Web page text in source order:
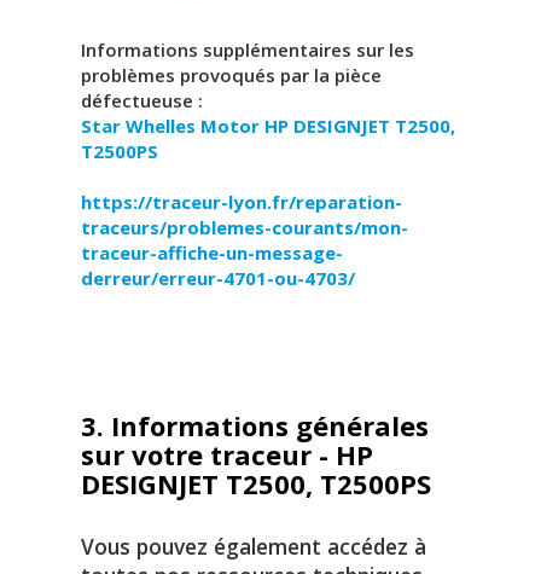
Informations supplémentaires sur les
problèmes provoqués par la pièce
défectueuse :
Star Whelles Motor HP DESIGNJET T2500,
T2500PS
https://traceur-lyon.fr/reparation-
traceurs/problemes-courants/mon-
traceur-affiche-un-message-
derreur/erreur-4701-ou-4703/
3. Informations générales
sur votre traceur - HP
DESIGNJET T2500, T2500PS
Vous pouvez également accédez à